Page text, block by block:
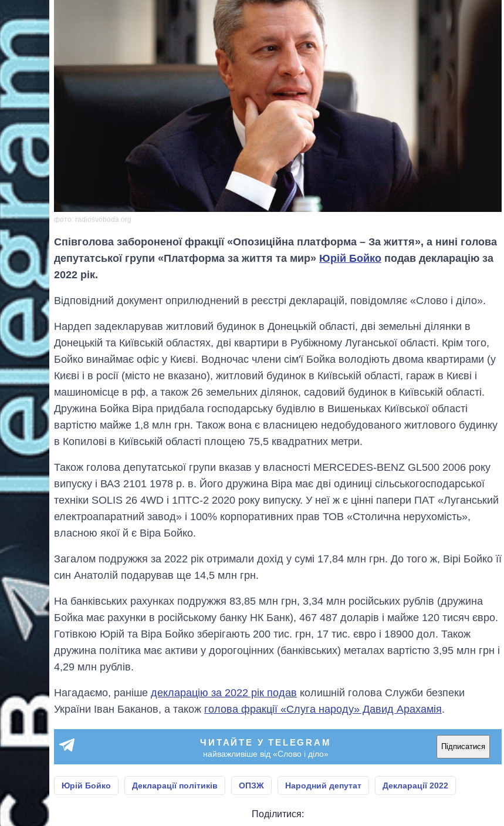
фото: radiosvoboda.org
Співголова забороненої фракції «Опозиційна платформа – За життя», а нині голова
депутатської групи «Платформа за життя та мир» Юрій Бойко подав декларацію за
2022 рік.
Відповідний документ оприлюднений в реєстрі декларацій, повідомляє «Слово і діло».
Нардеп задекларував житловий будинок в Донецькій області, дві земельні ділянки в
Донецькій та Київській областях, дві квартири в Рубіжному Луганської області. Крім того,
Бойко винаймає офіс у Києві. Водночас члени сім'ї Бойка володіють двома квартирами (у
Києві і в росії (місто не вказано), житловий будинок в Київській області, гараж в Києві і
машиномісце в рф, а також 26 земельних ділянок, садовий будинок в Київській області.
Дружина Бойка Віра придбала господарську будівлю в Вишеньках Київської області
вартістю майже 1,8 млн грн. Також вона є власницею недобудованого житлового будинку
в Копилові в Київській області площею 75,5 квадратних метри.
Також голова депутатської групи вказав у власності MERCEDES-BENZ GL500 2006 року
випуску і ВАЗ 2101 1978 р. в. Його дружина Віра має дві одиниці сільськогосподарської
техніки SOLIS 26 4WD і 1ПТС-2 2020 року випуску. У неї ж є цінні папери ПАТ «Луганський
електроапаратний завод» і 100% корпоративних прав ТОВ «Столична нерухомість»,
власною якої й є Віра Бойко.
Загалом подружжя за 2022 рік отримали дохід у сумі 17,84 млн грн. До того ж, Вірі Бойко її
син Анатолій подарував ще 14,5 млн грн.
На банківських рахунках подружжя 83,85 млн грн, 3,34 млн російських рублів (дружина
Бойка має рахунки в російському банку НК Банк), 467 487 доларів і майже 120 тисяч євро.
Готівкою Юрій та Віра Бойко зберігають 200 тис. грн, 17 тис. євро і 18900 дол. Також
дружина політика має активи у дорогоцінних (банківських) металах вартістю 3,95 млн грн і
4,29 млн рублів.
Нагадаємо, раніше декларацію за 2022 рік подав колишній голова Служби безпеки
України Іван Баканов, а також голова фракції «Слуга народу» Давид Арахамія.
ЧИТАЙТЕ У TELEGRAM
найважливіше від «Слово і діло»
Підписатися
Юрій Бойко Декларації політиків ОПЗЖ Народний депутат Декларації 2022
Поділитися:
Вісім масованих
ударів по Україні
за літо: Київ та
область стали